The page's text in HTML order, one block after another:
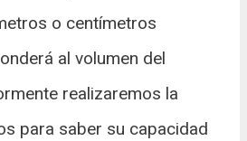
o centímetros
al volumen del
realizaremos la
para saber su capacidad